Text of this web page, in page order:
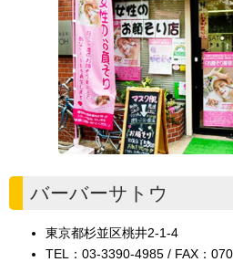
バーバーサトウ
東京都杉並区桃井2-1-4
TEL：03-3390-4985 / FAX：